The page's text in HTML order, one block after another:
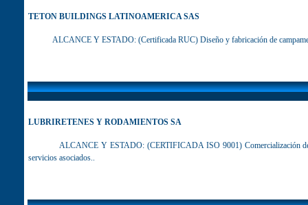
TETON BUILDINGS LATINOAMERICA SAS
ALCANCE Y ESTADO: (Certificada RUC) Diseño y fabricación de
LUBRIRETENES Y RODAMIENTOS SA
ALCANCE Y ESTADO: (CERTIFICADA ISO 9001) Comercialización
servicios asociados..